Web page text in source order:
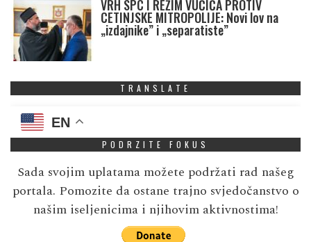
VRH SPC I REŽIM VUČIĆA PROTIV
CETINJSKE MITROPOLIJE: Novi lov na
„izdajnike” i „separatiste”
TRANSLATE
EN
PODRZITE FOKUS
Sada svojim uplatama možete podržati rad našeg
portala. Pomozite da ostane trajno svjedočanstvo o
našim iseljenicima i njihovim aktivnostima!